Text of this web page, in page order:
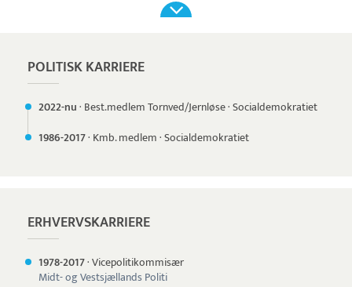
POLITISK KARRIERE
2022-nu· Best.medlem Tornved/Jernløse·Socialdemokratiet
1986-2017· Kmb. medlem·Socialdemokratiet
ERHVERVSKARRIERE
1978-2017·Vicepolitikommisær
Midt- og Vestsjællands Politi